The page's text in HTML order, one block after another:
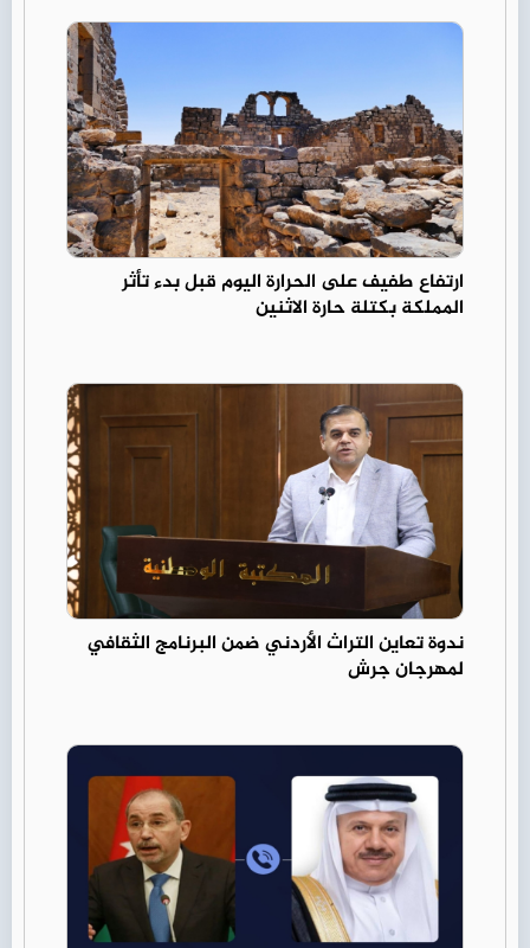
ارتفاع طفيف على الحرارة اليوم قبل بدء تأثر
المملكة بكتلة حارة الاثنين
ندوة تعاين التراث الأردني ضمن البرنامج الثقافي
لمهرجان جرش